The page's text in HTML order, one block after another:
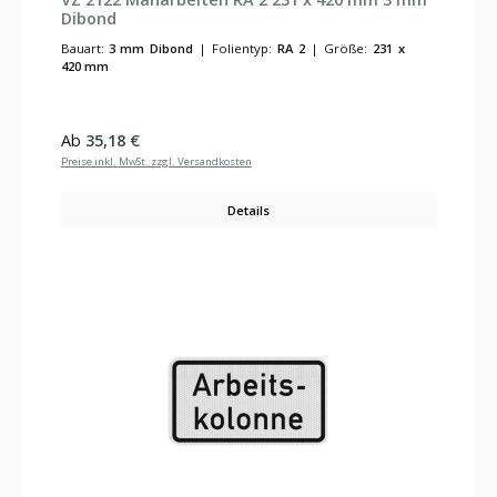
Dibond
Bauart: 3 mm Dibond | Folientyp: RA 2 | Größe: 231 x
420 mm
Regulärer Preis:
Ab 35,18 €
Preise inkl. MwSt. zzgl. Versandkosten
Details